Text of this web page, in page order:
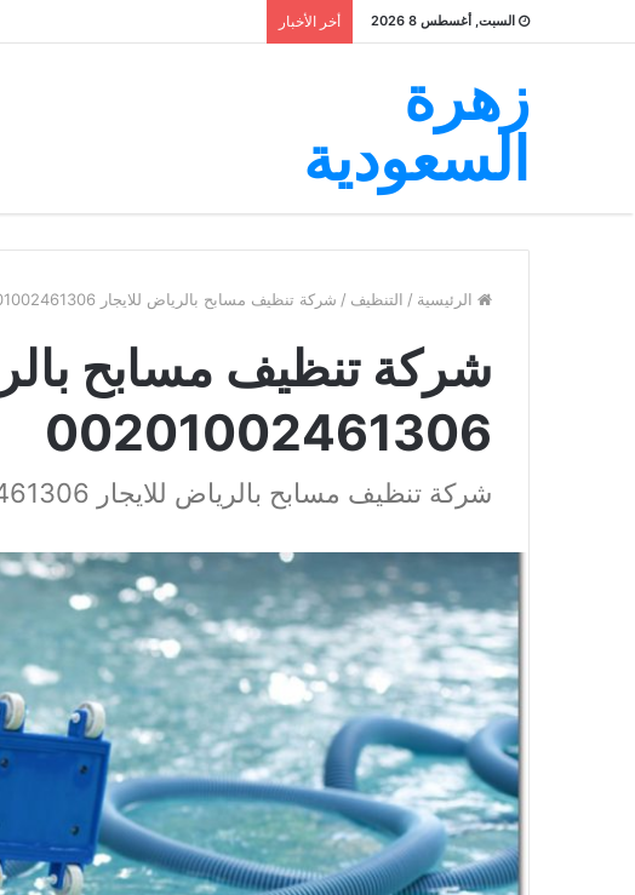
السبت, أغسطس 8 2026 أخر الأخبار
زهرة
السعودية
الرئيسية / التنظيف / شركة تنظيف مسابح بالرياض للايجار 00201002461306
شركة تنظيف مسابح
00201002461306
شركة تنظيف مسابح بالرياض للايجار 00201002461306